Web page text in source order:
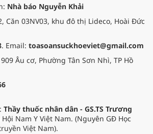
Nhà báo Nguyễn Khải
Căn 03NV03, khu đô thị Lideco, Hoài Đức
. Email: toasoansuckhoeviet@gmail.com
Âu cơ, Phường Tân Sơn Nhì, TP Hồ
Thầy thuốc nhân dân - GS.TS Trương
Nam Y Việt Nam. (Nguyên GĐ Học
Việt Nam).